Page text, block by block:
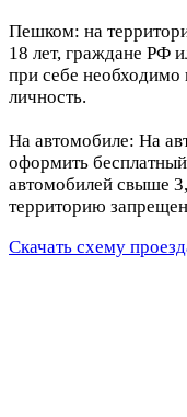
Пешком: на
18 лет, граждане РФ
при себе
личность.
На автомобиле: На
оформить
автомобилей свыше
территорию
Скачать схему